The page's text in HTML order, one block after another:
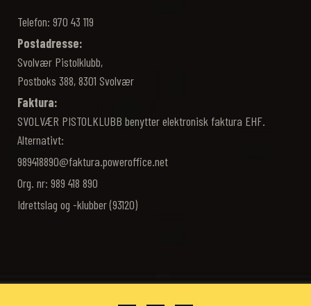
Telefon: 970 43 119‬
Postadresse:
Svolvær Pistolklubb,
Postboks 388, 8301 Svolvær
Faktura:
SVOLVÆR PISTOLKLUBB benytter elektronisk faktura EHF.
Alternativt:
989418890@faktura.poweroffice.net
Org. nr: 989 418 890
Idrettslag og -klubber (93120)